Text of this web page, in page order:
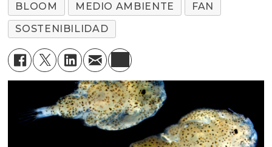
BLOOM MEDIO AMBIENTE
FAN
SOSTENIBILIDAD